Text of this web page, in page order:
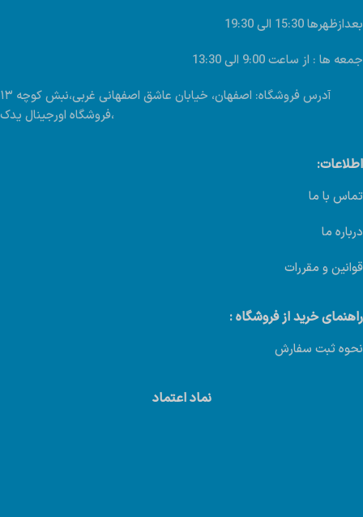
بعدازظهرها 15:30 الی 19:30
جمعه ها : از ساعت 9:00 الی 13:30
آدرس فروشگاه: اصفهان، خیابان عاشق اصفهانی غربی،نبش کوچه ۱۳
،فروشگاه اورجینال یدک
اطلاعات:
تماس با ما
درباره ما
قوانین و مقررات
راهنمای خرید از فروشگاه :
نحوه ثبت سفارش
نماد اعتماد